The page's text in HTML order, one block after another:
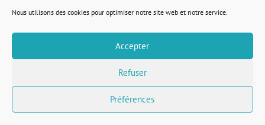
Nous utilisons des cookies pour optimiser notre site web et notre service.
Accepter
Refuser
Préférences